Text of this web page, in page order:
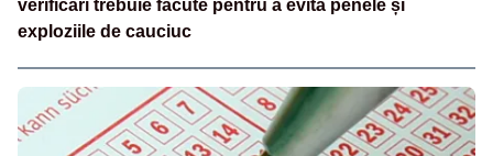
verificări trebuie făcute pentru a evita penele și
exploziile de cauciuc